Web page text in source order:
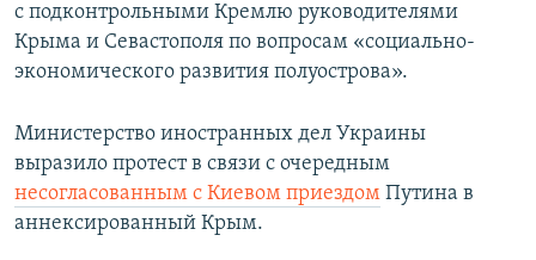
с подконтрольными Кремлю руководителями
Крыма и Севастополя по вопросам «социально-
экономического развития полуострова».
Министерство иностранных дел Украины
выразило протест в связи с очередным
несогласованным с Киевом приездом Путина в
аннексированный Крым.